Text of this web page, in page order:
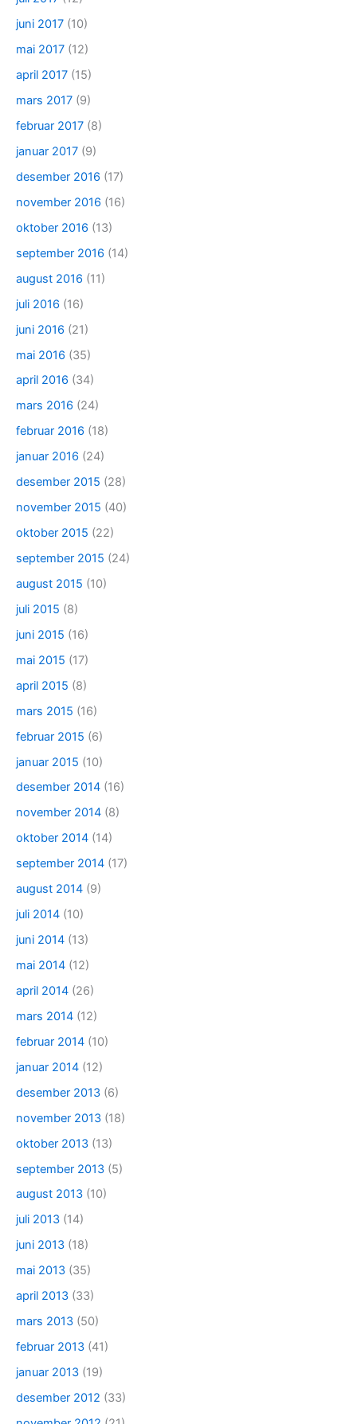
juni 2017 (10)
mai 2017 (12)
april 2017 (15)
mars 2017 (9)
februar 2017 (8)
januar 2017 (9)
desember 2016 (17)
november 2016 (16)
oktober 2016 (13)
september 2016 (14)
august 2016 (11)
juli 2016 (16)
juni 2016 (21)
mai 2016 (35)
april 2016 (34)
mars 2016 (24)
februar 2016 (18)
januar 2016 (24)
desember 2015 (28)
november 2015 (40)
oktober 2015 (22)
september 2015 (24)
august 2015 (10)
juli 2015 (8)
juni 2015 (16)
mai 2015 (17)
april 2015 (8)
mars 2015 (16)
februar 2015 (6)
januar 2015 (10)
desember 2014 (16)
november 2014 (8)
oktober 2014 (14)
september 2014 (17)
august 2014 (9)
juli 2014 (10)
juni 2014 (13)
mai 2014 (12)
april 2014 (26)
mars 2014 (12)
februar 2014 (10)
januar 2014 (12)
desember 2013 (6)
november 2013 (18)
oktober 2013 (13)
september 2013 (5)
august 2013 (10)
juli 2013 (14)
juni 2013 (18)
mai 2013 (35)
april 2013 (33)
mars 2013 (50)
februar 2013 (41)
januar 2013 (19)
desember 2012 (33)